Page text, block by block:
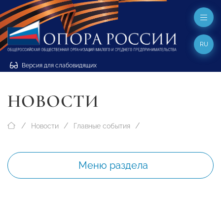
Версия для слабовидящих
RU
НОВОСТИ
Новости Главные события
Меню раздела